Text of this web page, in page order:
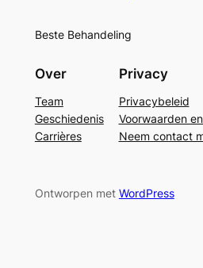
Beste Behandeling
Over
Team
Geschiedenis
Carrières
Privacy
Privacybeleid
Voorwaarden
Neem contact
Ontworpen met WordPress